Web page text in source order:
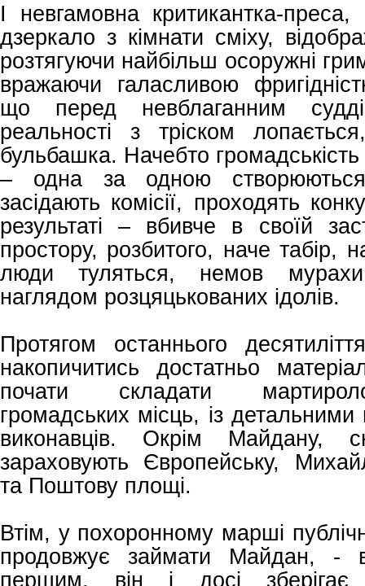
І невгамовна критикантка-
дзеркало з кімнати сміху,
розтягуючи найбільш осоружні
вражаючи галасливою
що перед невблаганним
реальності з тріском
бульбашка. Начебто
– одна за одною створюються
засідають комісії, проходять
результаті – вбивче в своїй
простору, розбитого, наче табір,
люди туляться, немов
наглядом розцяцькованих
Протягом останнього
накопичитись достатньо
почати складати
громадських місць, із детальними
виконавців. Окрім Майдану,
зараховують Європейську,
та Поштову площі.
Втім, у похоронному марші
продовжує займати Майдан, -
першим, він і досі